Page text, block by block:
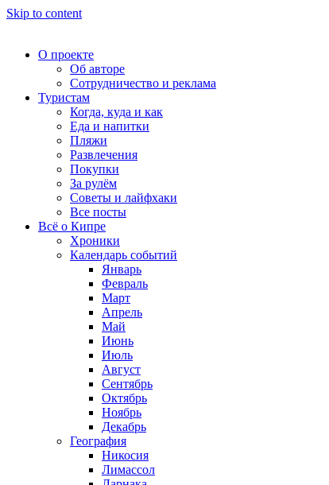
Skip to content
О проекте
Об авторе
Сотрудничество и реклама
Туристам
Когда, куда и как
Еда и напитки
Пляжи
Развлечения
Покупки
За рулём
Советы и лайфхаки
Все посты
Всё о Кипре
Хроники
Календарь событий
Январь
Февраль
Март
Апрель
Май
Июнь
Июль
Август
Сентябрь
Октябрь
Ноябрь
Декабрь
География
Никосия
Лимассол